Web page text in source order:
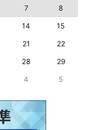
7
8
14
15
21
22
28
29
4 5